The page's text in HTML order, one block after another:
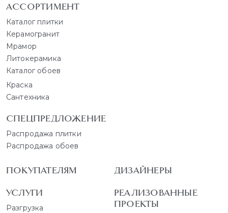
АССОРТИМЕНТ
Каталог плитки
Керамогранит
Мрамор
Литокерамика
Каталог обоев
Краска
Сантехника
СПЕЦПРЕДЛОЖЕНИЕ
Распродажа плитки
Распродажа обоев
ПОКУПАТЕЛЯМ
УСЛУГИ
Разгрузка
ДИЗАЙНЕРЫ
РЕАЛИЗОВАННЫЕ
ПРОЕКТЫ